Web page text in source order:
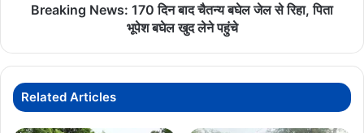
बघेल
लेने
पहुंचे
Breaking News: 170 दिन बाद चैतन्य बघेल जेल से रिहा, पिता
भूपेश बघेल खुद लेने पहुंचे
Related Articles